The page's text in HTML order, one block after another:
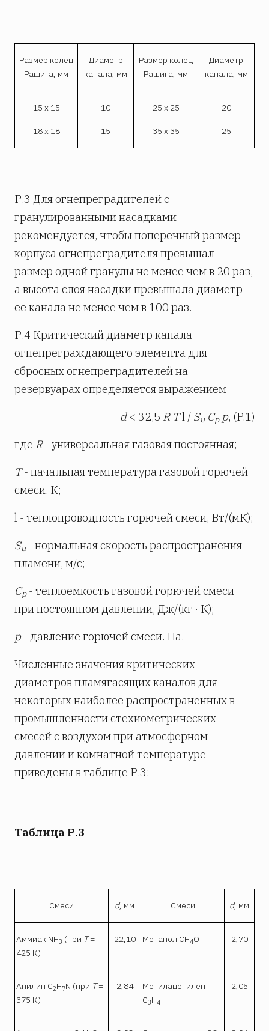
Размер колец
Рашига, мм
Диаметр
канала, мм
Размер колец
Рашига, мм
Диаметр
канала, мм
15 х 15
18 х 18
10
15
25 х 25
35 х 35
20
25
Р.3 Для огнепреградителей с
гранулированными насадками
рекомендуется, чтобы поперечный размер
корпуса огнепреградителя превышал
размер одной гранулы не менее чем в 20 раз,
а высота слоя насадки превышала диаметр
ее канала не менее чем в 100 раз.
Р.4 Критический диаметр канала
огнепреграждающего элемента для
сбросных огнепреградителей на
резервуарах определяется выражением
d< 32,5 R Tl / Su Cp p, (P.1)
где R- универсальная газовая постоянная;
Т- начальная температура газовой горючей
смеси. К;
l - теплопроводность горючей смеси, Вт/(мК);
Su- нормальная скорость распространения
пламени, м/с;
Сp- теплоемкость газовой горючей смеси
при постоянном давлении, Дж/(кг · К);
р- давление горючей смеси. Па.
Численные значения критических
диаметров пламягасящих каналов для
некоторых наиболее распространенных в
промышленности стехиометрических
смесей с воздухом при атмосферном
давлении и комнатной температуре
приведены в таблице Р.3:
Таблица Р.3
Смеси d, мм Смеси d, мм
Аммиак NH3 (при Т=
425 К)
22,10 Метанол СН4O 2,70
Анилин C2H7N (при T=
375 К)
2,84
Метилацетилен
С3Н4
2,05